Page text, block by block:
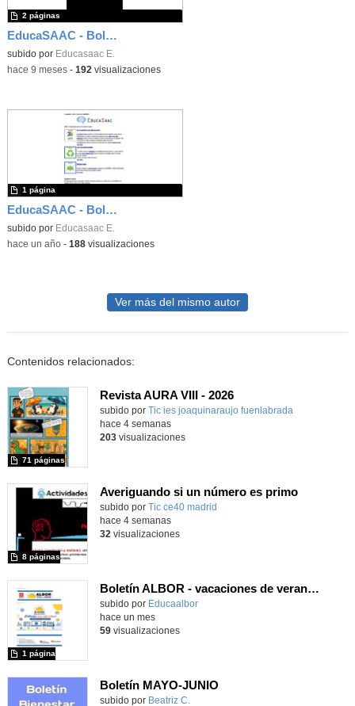
EducaSAAC - Boletín número 40
subido por Educasaac E.
2 páginas
-hace 9 meses- 192 visualizaciones
EducaSAAC - Boletín número 38
subido por Educasaac E.
1 página
-hace un año- 188visualizaciones
Ver más del mismo autor
Contenidos relacionados:
Revista AURA VIII - 2026
subido por Tic ies joaquinaraujo fuenlabrada
71 páginas
hace 4 semanas
203visualizaciones
Averiguando si un número es primo
subido por Tic ce40 madrid
8 páginas
hace 4 semanas
32 visualizaciones
Boletín ALBOR - vacaciones de verano 2026 - Contenido educativo
Contenido educativo.
subido por Educaalbor
1 página
-
hace un mes
59visualizaciones
Boletín MAYO-JUNIO
subido por Beatriz C.